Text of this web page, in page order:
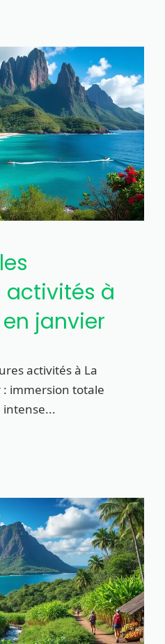
activités à
janvier
activités à La
immersion totale
intense...